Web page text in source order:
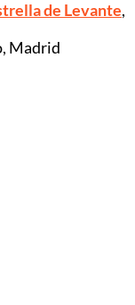
de Levante,
Madrid